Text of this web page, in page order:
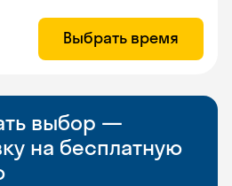
Выбрать время
выбор —
на бесплатную